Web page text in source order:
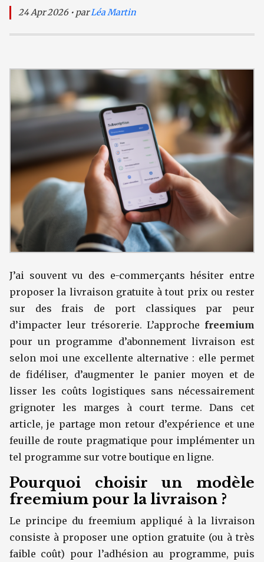
24 Apr 2026 • parLéa Martin
J’ai souvent vu des e-commerçants hésiter entre
proposer la livraison gratuite à tout prix ou rester
sur des frais de port classiques par peur
d’impacter leur trésorerie. L’approche freemium
pour un programme d’abonnement livraison est
selon moi une excellente alternative : elle permet
de fidéliser, d’augmenter le panier moyen et de
lisser les coûts logistiques sans nécessairement
grignoter les marges à court terme. Dans cet
article, je partage mon retour d’expérience et une
feuille de route pragmatique pour implémenter un
tel programme sur votre boutique en ligne.
Pourquoi choisir un modèle
freemium pour la livraison ?
Le principe du freemium appliqué à la livraison
consiste à proposer une option gratuite (ou à très
faible coût) pour l’adhésion au programme, puis